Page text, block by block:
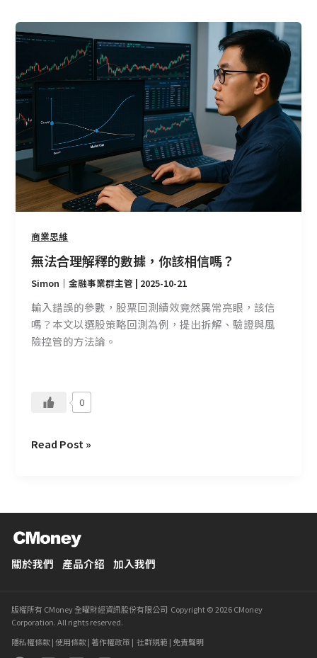
商業思維
無法合理解釋的數據，你該相信嗎？
Simon｜金融事業群主管 | 2025-10-21
輸入錯誤的參數，股票回測績效竟然異常亮眼，該信
嗎？本文以選股策略回測為例，提出拆解、驗證與風
險控管的方法論。
0
無
法
合
理
解
的
數
你
該
相
信
Read Post »
關於我們 產品介紹 加入我們
版權所有 CMoney 全曜財經資訊股份有限公司 Copyright © 2026 CMoney
Corporation. All rights reserved.
隱私權條款|使用條款| 著作權政策| 社群規範 | 免責聲明